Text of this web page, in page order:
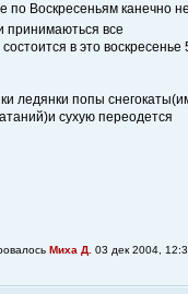
по Воскресеньям канечно
принимаються все
в это воскресенье
ледянки попы
сухую переодется
Миха Д. 03 дек 2004,